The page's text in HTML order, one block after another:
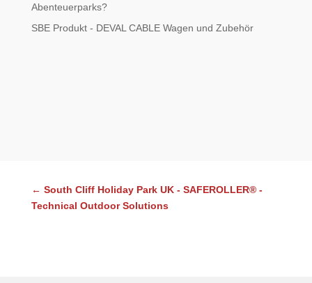
Abenteuerparks?
SBE Produkt - DEVAL CABLE Wagen und Zubehör
← South Cliff Holiday Park UK - SAFEROLLER® -
Technical Outdoor Solutions